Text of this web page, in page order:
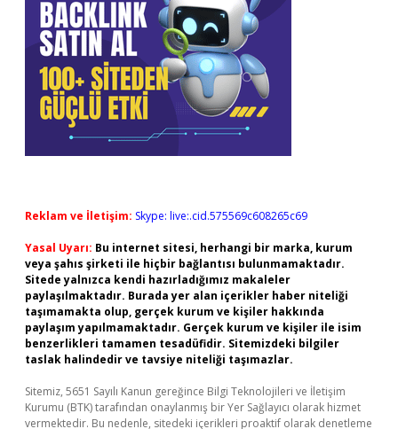
Reklam ve İletişim: Skype: live:.cid.575569c608265c69
Yasal Uyarı: Bu internet sitesi, herhangi bir marka, kurum
veya şahıs şirketi ile hiçbir bağlantısı bulunmamaktadır.
Sitede yalnızca kendi hazırladığımız makaleler
paylaşılmaktadır. Burada yer alan içerikler haber niteliği
taşımamakta olup, gerçek kurum ve kişiler hakkında
paylaşım yapılmamaktadır. Gerçek kurum ve kişiler ile isim
benzerlikleri tamamen tesadüfidir. Sitemizdeki bilgiler
taslak halindedir ve tavsiye niteliği taşımazlar.
Sitemiz, 5651 Sayılı Kanun gereğince Bilgi Teknolojileri ve İletişim
Kurumu (BTK) tarafından onaylanmış bir Yer Sağlayıcı olarak hizmet
vermektedir. Bu nedenle, sitedeki içerikleri proaktif olarak denetleme